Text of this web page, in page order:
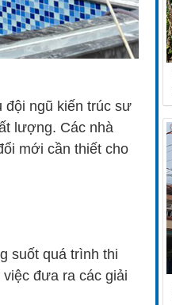
đội ngũ kiến trúc sư
lượng. Các nhà
mới cần thiết cho
suốt quá trình thi
đưa ra các giải